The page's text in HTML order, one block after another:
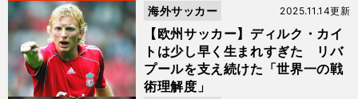
【欧州サッカー】ディルク・カイ
トは少し早く生まれすぎた リバ
プールを支え続けた「世界一の戦
術理解度」
2025.11.14更新
海外サッカー